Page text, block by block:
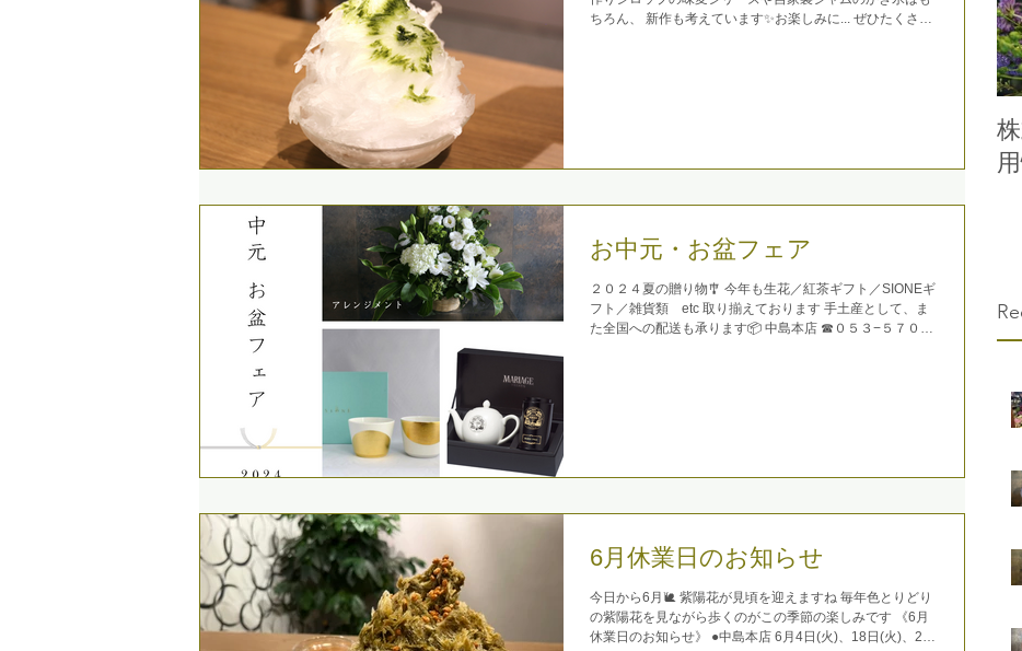
ちろん、 新作も考えています✨お楽しみに... ぜひたくさん
お中元・お盆フェア
２０２４夏の贈り物🎐 今年も生花／紅茶ギフト／SIONEギ
フト／雑貨類 etc 取り揃えております 手土産として、ま
た全国への配送も承ります📦 中島本店 ☎︎０５３−５７０
6月休業日のお知らせ
今日から6月🐌 紫陽花が見頃を迎えますね 毎年色とりどり
の紫陽花を見ながら歩くのがこの季節の楽しみです 《6月
休業日のお知らせ》 ●中島本店 6月4日(火)、18日(火)、24